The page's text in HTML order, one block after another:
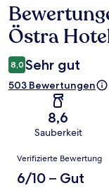
Östra
8,0 Sehr gut
503 Bewertungen
8,6
Sauberkeit
Bewertungen
Verifizierte Bewertung
6/10 – Gut